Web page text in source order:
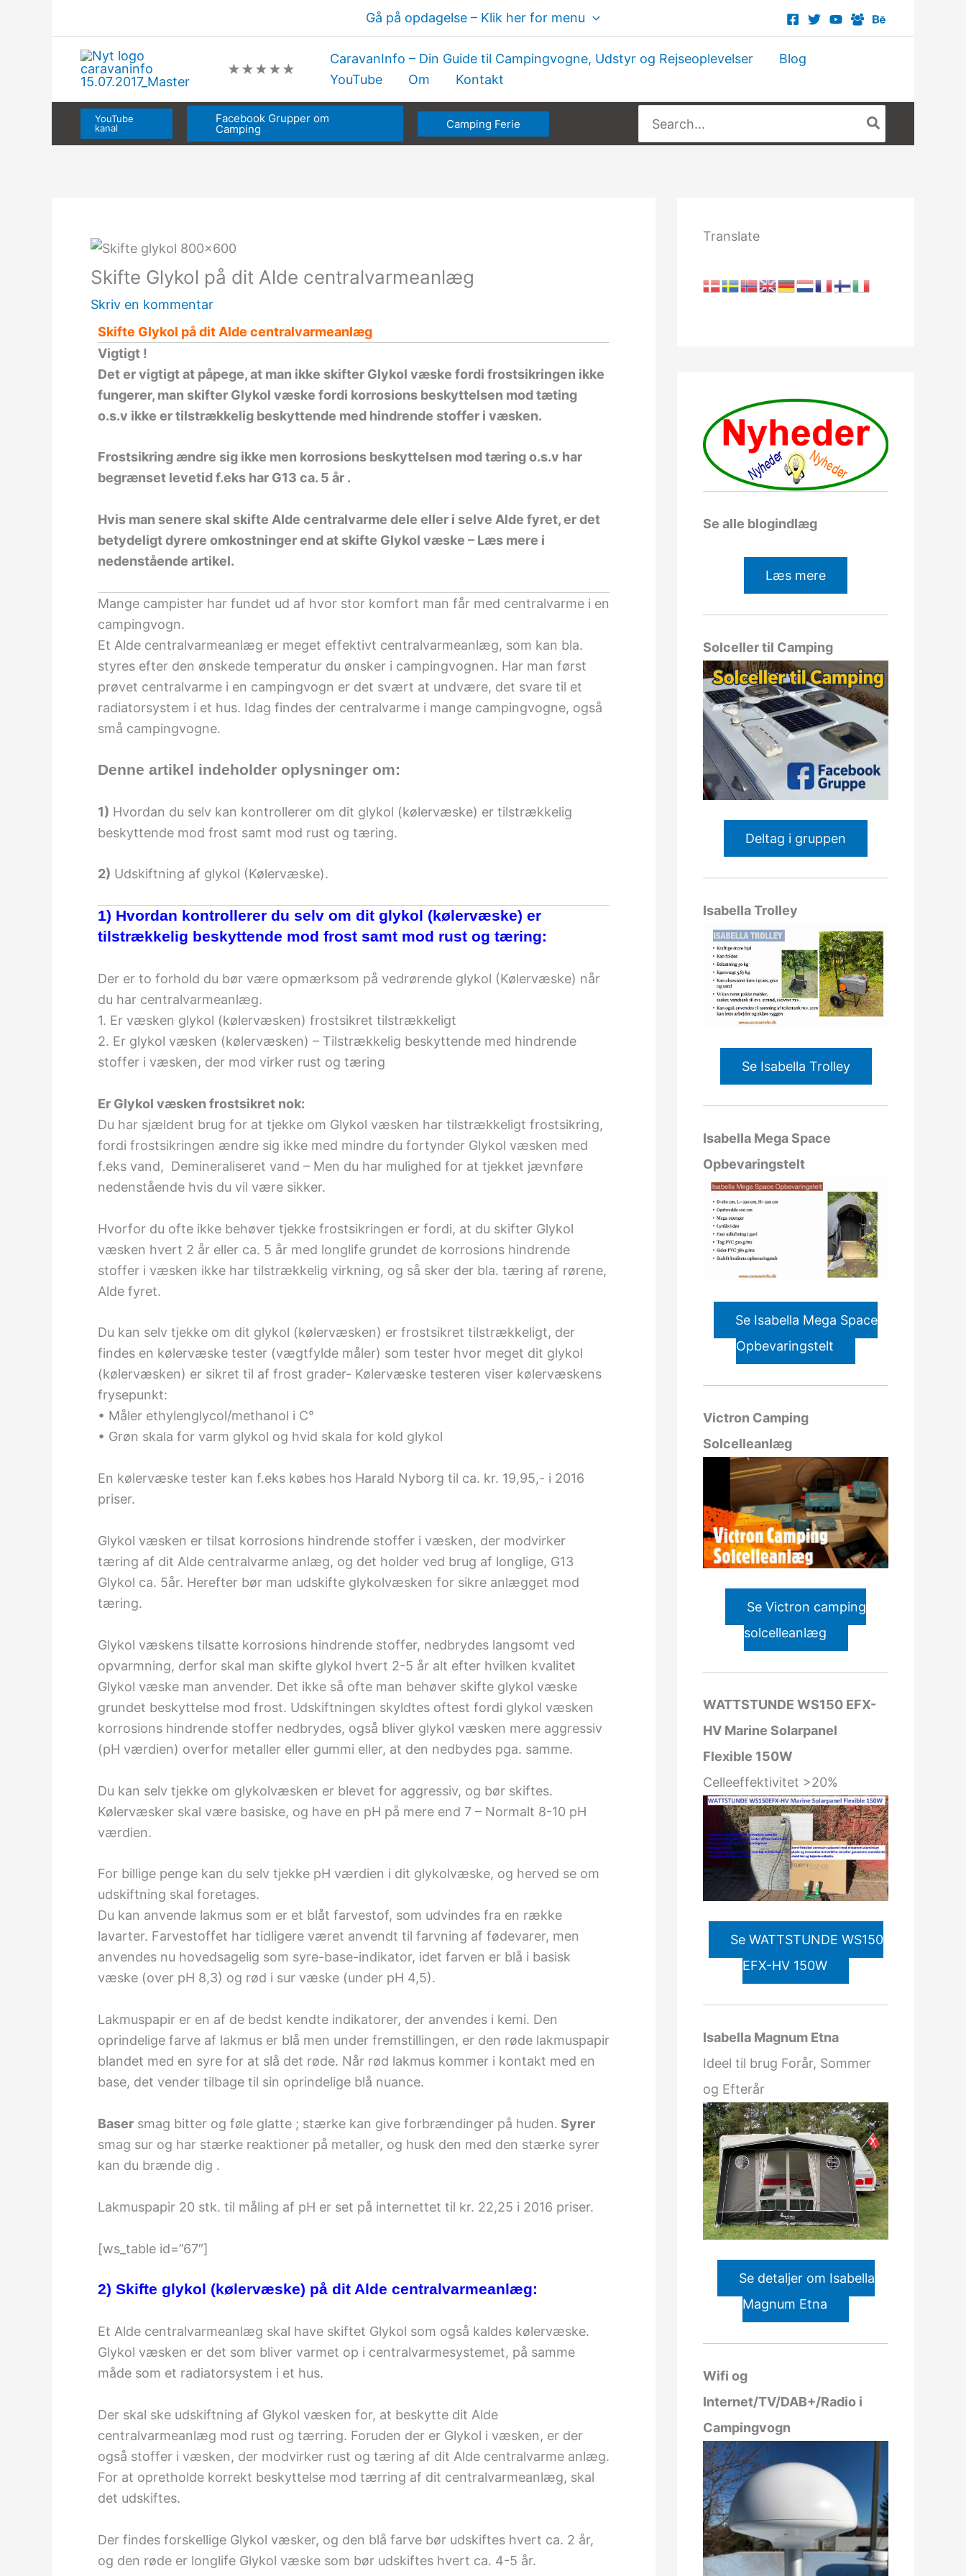
Gå på opdagelse – Klik her for menu
★★★★★
CaravanInfo – Din Guide til Campingvogne, Udstyr og Rejseoplevelser
Blog
YouTube
Om Kontakt
YouTube
kanal
Facebook Grupper om
Camping Camping Ferie
efter:
Skifte Glykol på dit Alde centralvarmeanlæg
Skriv en kommentar
Skifte Glykol på dit Alde centralvarmeanlæg
Vigtigt !
Det er vigtigt at påpege, at man ikke skifter Glykol væske fordi frostsikringen ikke
fungerer, man skifter Glykol væske fordi korrosions beskyttelsen mod tæting
o.s.v ikke er tilstrækkelig beskyttende med hindrende stoffer i væsken.
Frostsikring ændre sig ikke men korrosions beskyttelsen mod tæring o.s.v har
begrænset levetid f.eks har G13 ca. 5 år .
Hvis man senere skal skifte Alde centralvarme dele eller i selve Alde fyret, er det
betydeligt dyrere omkostninger end at skifte Glykol væske – Læs mere i
nedenstående artikel.
Mange campister har fundet ud af hvor stor komfort man får med centralvarme i en
campingvogn.
Et Alde centralvarmeanlæg er meget effektivt centralvarmeanlæg, som kan bla.
styres efter den ønskede temperatur du ønsker i campingvognen. Har man først
prøvet centralvarme i en campingvogn er det svært at undvære, det svare til et
radiatorsystem i et hus. Idag findes der centralvarme i mange campingvogne, også
små campingvogne.
Denne artikel indeholder oplysninger om:
1) Hvordan du selv kan kontrollerer om dit glykol (kølervæske) er tilstrækkelig
beskyttende mod frost samt mod rust og tæring.
2) Udskiftning af glykol (Kølervæske).
1) Hvordan kontrollerer du selv om dit glykol (kølervæske) er
tilstrækkelig beskyttende mod frost samt mod rust og tæring:
Der er to forhold du bør være opmærksom på vedrørende glykol (Kølervæske) når
du har centralvarmeanlæg.
1. Er væsken glykol (kølervæsken) frostsikret tilstrækkeligt
2. Er glykol væsken (kølervæsken) – Tilstrækkelig beskyttende med hindrende
stoffer i væsken, der mod virker rust og tæring
Er Glykol væsken frostsikret nok:
Du har sjældent brug for at tjekke om Glykol væsken har tilstrækkeligt frostsikring,
fordi frostsikringen ændre sig ikke med mindre du fortynder Glykol væsken med
f.eks vand, Demineraliseret vand – Men du har mulighed for at tjekket jævnføre
nedenstående hvis du vil være sikker.
Hvorfor du ofte ikke behøver tjekke frostsikringen er fordi, at du skifter Glykol
væsken hvert 2 år eller ca. 5 år med longlife grundet de korrosions hindrende
stoffer i væsken ikke har tilstrækkelig virkning, og så sker der bla. tæring af rørene,
Alde fyret.
Du kan selv tjekke om dit glykol (kølervæsken) er frostsikret tilstrækkeligt, der
findes en kølervæske tester (vægtfylde måler) som tester hvor meget dit glykol
(kølervæsken) er sikret til af frost grader- Kølervæske testeren viser kølervæskens
frysepunkt:
• Måler ethylenglycol/methanol i C°
• Grøn skala for varm glykol og hvid skala for kold glykol
En kølervæske tester kan f.eks købes hos Harald Nyborg til ca. kr. 19,95,- i 2016
priser.
Glykol væsken er tilsat korrosions hindrende stoffer i væsken, der modvirker
tæring af dit Alde centralvarme anlæg, og det holder ved brug af longlige, G13
Glykol ca. 5år. Herefter bør man udskifte glykolvæsken for sikre anlægget mod
tæring.
Glykol væskens tilsatte korrosions hindrende stoffer, nedbrydes langsomt ved
opvarmning, derfor skal man skifte glykol hvert 2-5 år alt efter hvilken kvalitet
Glykol væske man anvender. Det ikke så ofte man behøver skifte glykol væske
grundet beskyttelse mod frost. Udskiftningen skyldtes oftest fordi glykol væsken
korrosions hindrende stoffer nedbrydes, også bliver glykol væsken mere aggressiv
(pH værdien) overfor metaller eller gummi eller, at den nedbydes pga. samme.
Du kan selv tjekke om glykolvæsken er blevet for aggressiv, og bør skiftes.
Kølervæsker skal være basiske, og have en pH på mere end 7 – Normalt 8-10 pH
værdien.
For billige penge kan du selv tjekke pH værdien i dit glykolvæske, og herved se om
udskiftning skal foretages.
Du kan anvende lakmus som er et blåt farvestof, som udvindes fra en række
lavarter. Farvestoffet har tidligere været anvendt til farvning af fødevarer, men
anvendes nu hovedsagelig som syre-base-indikator, idet farven er blå i basisk
væske (over pH 8,3) og rød i sur væske (under pH 4,5).
Lakmuspapir er en af de bedst kendte indikatorer, der anvendes i kemi. Den
oprindelige farve af lakmus er blå men under fremstillingen, er den røde lakmuspapir
blandet med en syre for at slå det røde. Når rød lakmus kommer i kontakt med en
base, det vender tilbage til sin oprindelige blå nuance.
Baser smag bitter og føle glatte ; stærke kan give forbrændinger på huden. Syrer
smag sur og har stærke reaktioner på metaller, og husk den med den stærke syrer
kan du brænde dig .
Lakmuspapir 20 stk. til måling af pH er set på internettet til kr. 22,25 i 2016 priser.
[ws_table id=”67″]
2) Skifte glykol (kølervæske) på dit Alde centralvarmeanlæg:
Et Alde centralvarmeanlæg skal have skiftet Glykol som også kaldes kølervæske.
Glykol væsken er det som bliver varmet op i centralvarmesystemet, på samme
måde som et radiatorsystem i et hus.
Der skal ske udskiftning af Glykol væsken for, at beskytte dit Alde
centralvarmeanlæg mod rust og tærring. Foruden der er Glykol i væsken, er der
også stoffer i væsken, der modvirker rust og tæring af dit Alde centralvarme anlæg.
For at opretholde korrekt beskyttelse mod tærring af dit centralvarmeanlæg, skal
det udskiftes.
Der findes forskellige Glykol væsker, og den blå farve bør udskiftes hvert ca. 2 år,
og den røde er longlife Glykol væske som bør udskiftes hvert ca. 4-5 år.
Translate
Se alle blogindlæg
Læs mere
Solceller til Camping
Deltag i gruppen
Isabella Trolley
Se Isabella Trolley
Isabella Mega Space
Opbevaringstelt
Se Isabella Mega Space
Opbevaringstelt
Victron Camping
Solcelleanlæg
Se Victron camping
solcelleanlæg
WATTSTUNDE WS150 EFX-
HV Marine Solarpanel
Flexible 150W
Celleeffektivitet >20%
Se WATTSTUNDE WS150
EFX-HV 150W
Isabella Magnum Etna
Ideel til brug Forår, Sommer
og Efterår
Se detaljer om Isabella
Magnum Etna
Wifi og
Internet/TV/DAB+/Radio i
Campingvogn